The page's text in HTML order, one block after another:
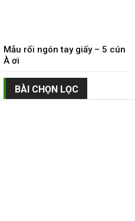
Mẫu rối ngón tay giấy – 5 cún
À ơi
BÀI CHỌN LỌC